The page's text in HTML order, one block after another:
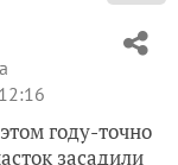
году-точно
засадили